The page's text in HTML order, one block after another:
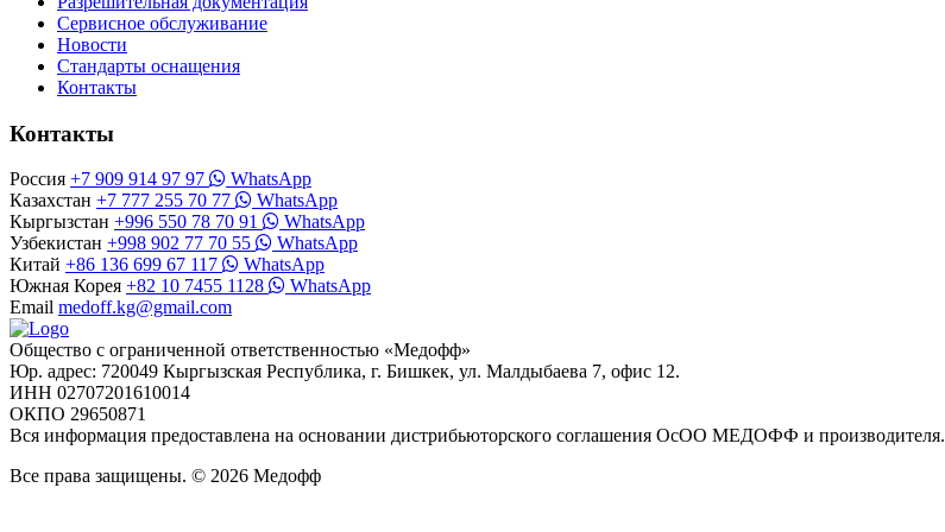
Сервисное обслуживание
Новости
Стандарты оснащения
Контакты
Контакты
Россия +7 909 914 97 97
WhatsApp
Казахстан +7 777 255 70 77
WhatsApp
Кыргызстан +996 550 78 70 91
WhatsApp
Узбекистан +998 902 77 70 55
WhatsApp
Китай +86 136 699 67 117
WhatsApp
Южная Корея +82 10 7455 1128
WhatsApp
Email medoff.kg@gmail.com
Общество с ограниченной ответственностью «Медофф»
Юр. адрес: 720049 Кыргызская Республика, г. Бишкек, ул. Малдыбаева 7, офис 12.
ИНН 02707201610014
ОКПО 29650871
Вся информация предоставлена на основании дистрибьюторского соглашения ОсОО МЕДОФФ и производителя.
Все права защищены. © 2026 Медофф